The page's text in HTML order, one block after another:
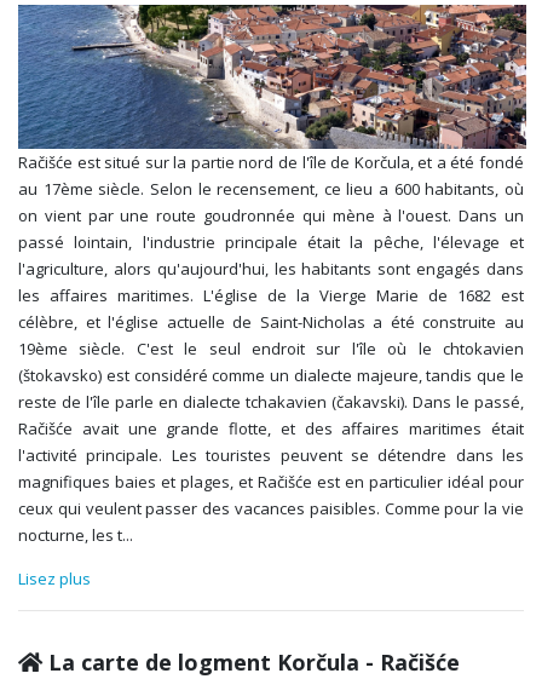
Račišće est situé sur la partie nord de l'île de Korčula, et a été fondé
au 17ème siècle. Selon le recensement, ce lieu a 600 habitants, où
on vient par une route goudronnée qui mène à l'ouest. Dans un
passé lointain, l'industrie principale était la pêche, l'élevage et
l'agriculture, alors qu'aujourd'hui, les habitants sont engagés dans
les affaires maritimes. L'église de la Vierge Marie de 1682 est
célèbre, et l'église actuelle de Saint-Nicholas a été construite au
19ème siècle. C'est le seul endroit sur l'île où le chtokavien
(štokavsko) est considéré comme un dialecte majeure, tandis que le
reste de l'île parle en dialecte tchakavien (čakavski). Dans le passé,
Račišće avait une grande flotte, et des affaires maritimes était
l'activité principale. Les touristes peuvent se détendre dans les
magnifiques baies et plages, et Račišće est en particulier idéal pour
ceux qui veulent passer des vacances paisibles. Comme pour la vie
nocturne, les t...
Lisez plus
La carte de logment Korčula - Račišće